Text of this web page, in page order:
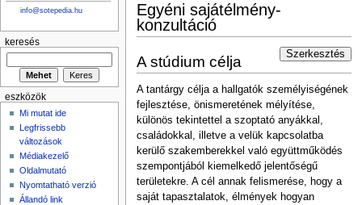
Egyéni sajátélmény-
konzultáció
Szerkesztés
A stúdium célja
A tantárgy célja a hallgatók személyiségének
fejlesztése, önismeretének mélyítése,
különös tekintettel a szoptató anyákkal,
családokkal, illetve a velük kapcsolatba
kerülő szakemberek­kel való együttműködés
szempontjából kiemelkedő jelentőségű
területekre. A cél annak fel­ismerése, hogy a
saját tapasztalatok, élmények hogyan
info@sotepedia.hu
keresés
eszközök
Mi mutat ide
Legfrissebb
változások
Médiakezelő
Oldalmutató
Nyomtatható verzió
Állandó link